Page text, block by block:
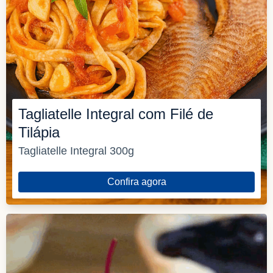
Tagliatelle Integral com Filé de
Tilápia
Tagliatelle Integral 300g
Confira agora